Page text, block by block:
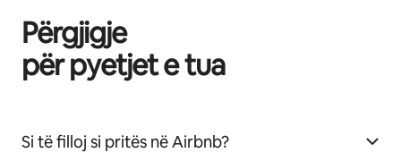
Përgjigje
për pyetjet e tua
Si të filloj si pritës në Airbnb?